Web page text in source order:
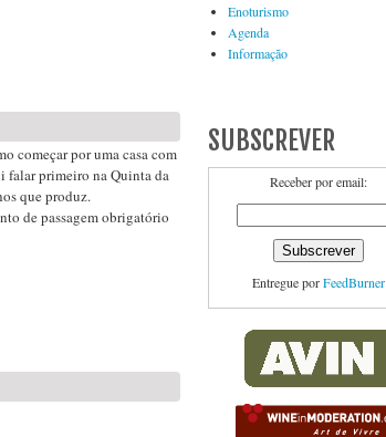
começar por uma casa com
falar primeiro na Quinta da
que produz.
de passagem obrigatório
Enoturismo
Agenda
Informação
SUBSCREVER
Receber por email:
Entregue porFeedBurner